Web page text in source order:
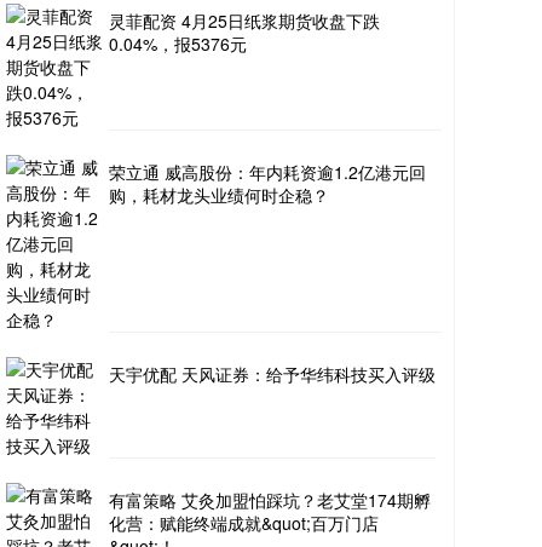
灵菲配资 4月25日纸浆期货收盘下跌
0.04%，报5376元
荣立通 威高股份：年内耗资逾1.2亿港元回
购，耗材龙头业绩何时企稳？
天宇优配 天风证券：给予华纬科技买入评级
有富策略 艾灸加盟怕踩坑？老艾堂174期孵
化营：赋能终端成就&quot;百万门店